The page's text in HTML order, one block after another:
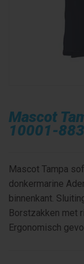
Mascot
10001-
Mascot Tampa
donkermarine
binnenkant.
Borstzakken met
Ergonomisch